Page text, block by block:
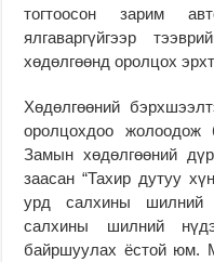
тогтоосон зарим
ялгаваргүйгээр
хөдөлгөөнд оролцох
Хөдөлгөөний
оролцохдоо жолоодож
Замын хөдөлгөөний
заасан “Тахир дутуу
урд салхины шилний
салхины шилний
байршуулах ёстой юм.